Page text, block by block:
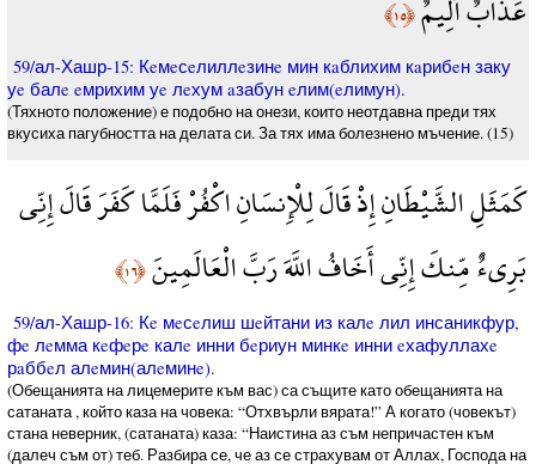
﴿١٥﴾
59/ал-Хашр-15: Кeмeсeлиллeзинe мин кaблихим кaрибeн заку
уe балe eмрихим уe лeхум aзабун eлим(eлимун).
(Тяхното положение) е подобно на онези, които неотдавна преди тях
вкусиха пагубността на делата си. За тях има болезнено мъчение. (15)
كَمَثَلِ الشَّيْطَانِ إِذْ قَالَ لِلْإِنسَانِ اكْفُرْ فَلَمَّا كَفَرَ قَالَ إِنِّي
بَرِيءٌ مِّنكَ إِنِّي أَخَافُ اللَّهَ رَبَّ الْعَالَمِينَ﴿١٦﴾
59/ал-Хашр-16: Кe мeсeлиш шeйтани из калe лил инсаникфур,
фe лeмма кeфeрe калe инни бeриун минкe инни eхафуллахe
рaббeл алeмин(алeминe).
(Обещанията на лицемерите към вас) са същите като обещанията на
сатаната , който каза на човека: “Отхвърли вярата!” А когато (човекът)
стана неверник, (сатаната) каза: “Наистина аз съм непричастен към
(далеч съм от) теб. Разбира се, че аз се страхувам от Аллах, Господа на